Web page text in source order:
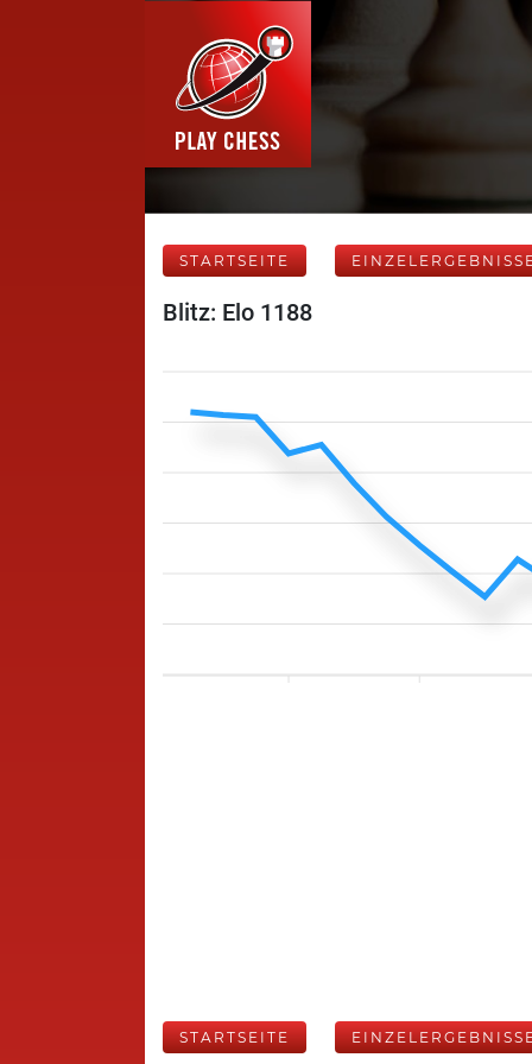
STARTSEITE
Blitz: Elo 1188
STARTSEITE